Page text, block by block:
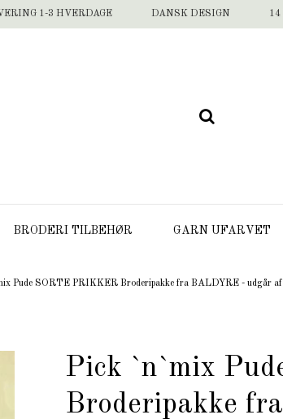
1-3 HVERDAGE DANSK DESIGN 14
BRODERI TILBEHØR GARN UFARVET
Pude SORTE PRIKKER Broderipakke fra BALDYRE - udgår
Pick `n`mix
Broderipakke